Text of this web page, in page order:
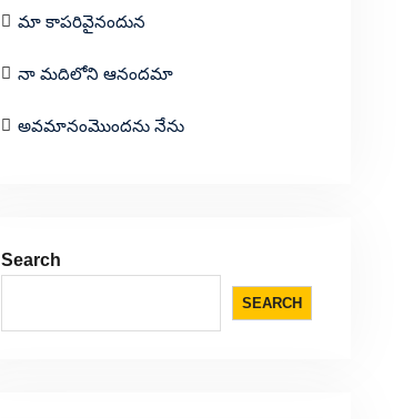
మా కాపరివైనందున
నా మదిలోని ఆనందమా
అవమానంమొందను నేను
Search
SEARCH